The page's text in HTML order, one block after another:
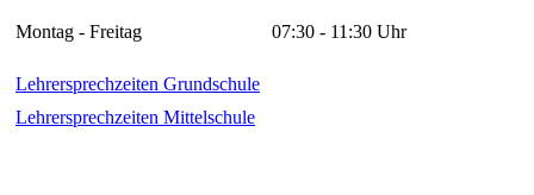
Montag - Freitag 07:30 - 11:30 Uhr
Lehrersprechzeiten Grundschule
Lehrersprechzeiten Mittelschule